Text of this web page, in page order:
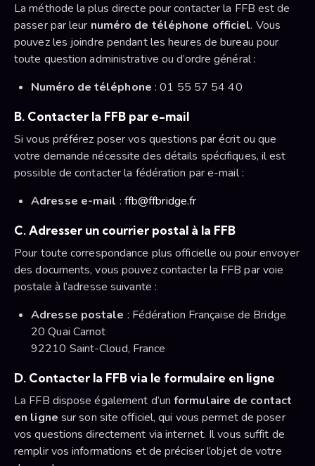
La méthode la plus directe pour contacter la FFB est de
passer par leur numéro de téléphone officiel. Vous
pouvez les joindre pendant les heures de bureau pour
toute question administrative ou d’ordre général :
Numéro de téléphone : 01 55 57 54 40
B. Contacter la FFB par e-mail
Si vous préférez poser vos questions par écrit ou que
votre demande nécessite des détails spécifiques, il est
possible de contacter la fédération par e-mail :
Adresse e-mail : ffb@ffbridge.fr
C. Adresser un courrier postal à la FFB
Pour toute correspondance plus officielle ou pour envoyer
des documents, vous pouvez contacter la FFB par voie
postale à l’adresse suivante :
Adresse postale : Fédération Française de Bridge
20 Quai Carnot
92210 Saint-Cloud, France
D. Contacter la FFB via le formulaire en ligne
La FFB dispose également d’un formulaire de contact
en ligne sur son site officiel, qui vous permet de poser
vos questions directement via internet. Il vous suffit de
remplir vos informations et de préciser l’objet de votre